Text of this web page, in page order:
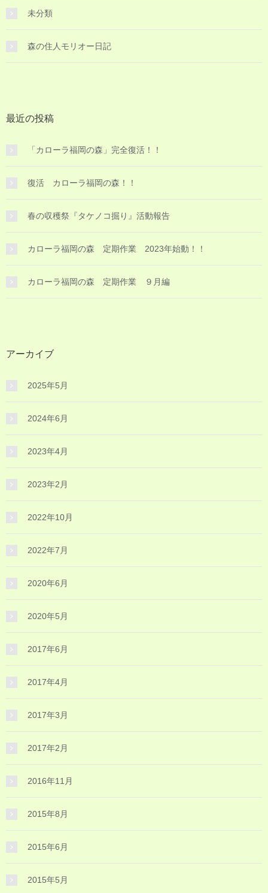
未分類
森の住人モリオー日記
最近の投稿
「カローラ福岡の森」完全復活！！
復活 カローラ福岡の森！！
春の収穫祭『タケノコ掘り』活動報告
カローラ福岡の森 定期作業 2023年始動！！
カローラ福岡の森 定期作業 ９月編
アーカイブ
2025年5月
2024年6月
2023年4月
2023年2月
2022年10月
2022年7月
2020年6月
2020年5月
2017年6月
2017年4月
2017年3月
2017年2月
2016年11月
2015年8月
2015年6月
2015年5月